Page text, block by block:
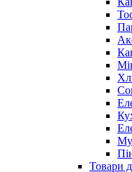
Товари